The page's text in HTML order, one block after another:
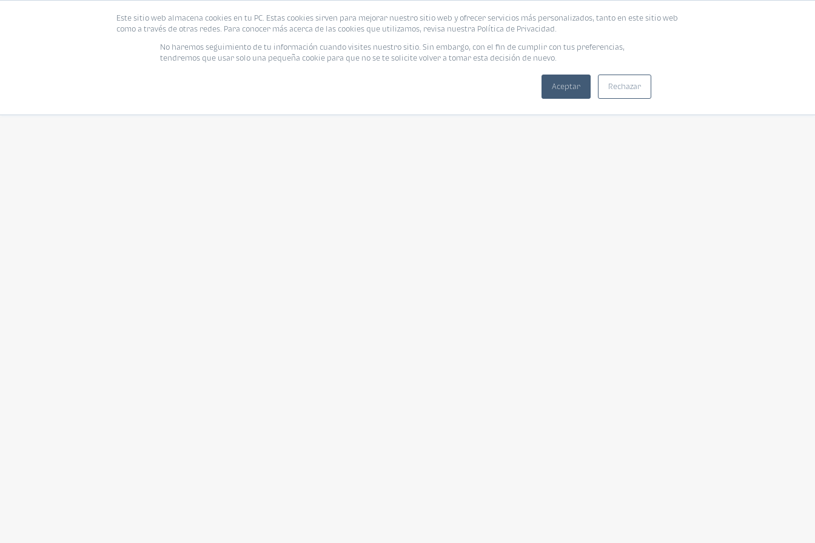
Este sitio web almacena cookies en tu PC. Estas cookies sirven para mejorar nuestro sitio web y ofrecer servicios más personalizados, tanto en este sitio web
como a través de otras redes. Para conocer más acerca de las cookies que utilizamos, revisa nuestra Política de Privacidad.
No haremos seguimiento de tu información cuando visites nuestro sitio. Sin embargo, con el fin de cumplir con tus preferencias,
tendremos que usar solo una pequeña cookie para que no se te solicite volver a tomar esta decisión de nuevo.
Aceptar Rechazar